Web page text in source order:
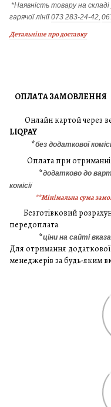
*Наявність товару на
гарячої лінії073 283-24-42,
Детальніше про доставку
ОПЛАТА ЗАМОВЛЕННЯ
Онлайн картой через
LIQPAY
*без додаткової
Оплата при
*додатково до
комісії
**Мінімальна сума
Безготівковий
передоплата
*ціни на сайті
Для отримання додаткової
менеджерів за будь-яким